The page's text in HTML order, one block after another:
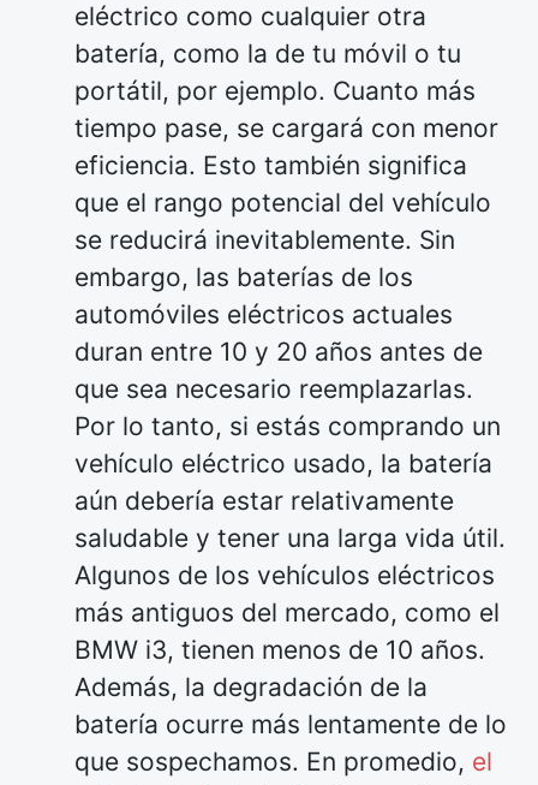
eléctrico como cualquier otra
batería, como la de tu móvil o tu
portátil, por ejemplo. Cuanto más
tiempo pase, se cargará con menor
eficiencia. Esto también significa
que el rango potencial del vehículo
se reducirá inevitablemente. Sin
embargo, las baterías de los
automóviles eléctricos actuales
duran entre 10 y 20 años antes de
que sea necesario reemplazarlas.
Por lo tanto, si estás comprando un
vehículo eléctrico usado, la batería
aún debería estar relativamente
saludable y tener una larga vida útil.
Algunos de los vehículos eléctricos
más antiguos del mercado, como el
BMW i3, tienen menos de 10 años.
Además, la degradación de la
batería ocurre más lentamente de lo
que sospechamos. En promedio, el